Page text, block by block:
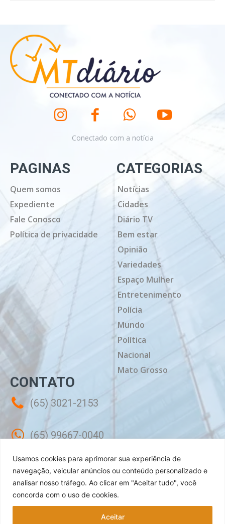
Usamos cookies para aprimorar sua experiência de
navegação, veicular anúncios ou conteúdo personalizado e
analisar nosso tráfego. Ao clicar em "Aceitar tudo", você
concorda com o uso de cookies.
Aceitar
Conectado com a notícia
PAGINAS
Quem somos
Expediente
Fale Conosco
Política de privacidade
CATEGORIAS
Notícias
Cidades
Diário TV
Bem estar
Opinião
Variedades
Espaço Mulher
Entretenimento
Polícia
Mundo
Política
Nacional
Mato Grosso
CONTATO
(65) 3021-2153
(65) 99667-0040
contato@mtdiario.com.br
Rua Célebes, 50 - Sala 02 - Jardim
Shangri-lá Cuiabá - MT, CEP: 78070-240